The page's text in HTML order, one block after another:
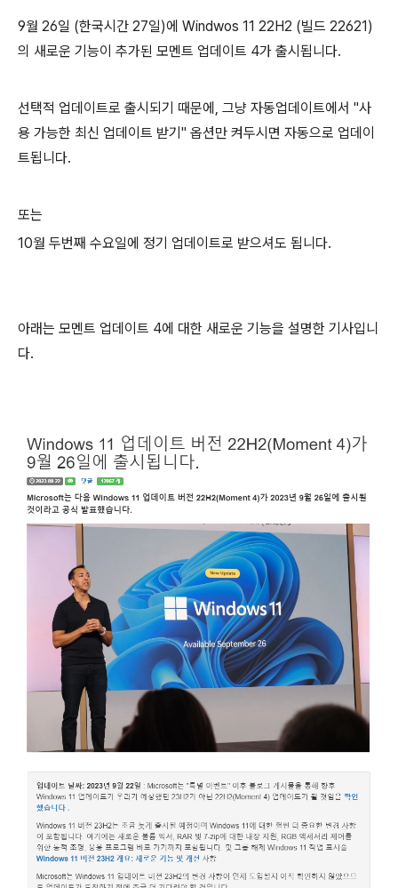
9월 26일 (한국시간 27일)에 Windwos 11 22H2 (빌드 22621)
의 새로운 기능이 추가된 모멘트 업데이트 4가 출시됩니다.
선택적 업데이트로 출시되기 때문에, 그냥 자동업데이트에서 "사
용 가능한 최신 업데이트 받기" 옵션만 켜두시면 자동으로 업데이
트됩니다.
또는
10월 두번째 수요일에 정기 업데이트로 받으셔도 됩니다.
아래는 모멘트 업데이트 4에 대한 새로운 기능을 설명한 기사입니
다.